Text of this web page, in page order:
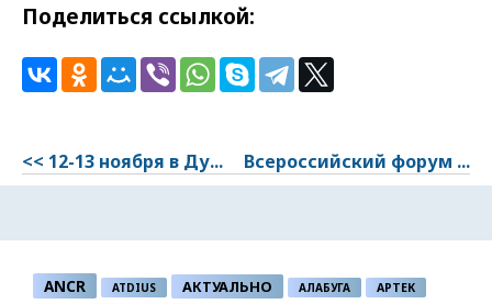
Поделиться ссылкой:
<< 12-13 ноября в Ду... Всероссийский форум ...
ANCR ATDIUS АКТУАЛЬНО АЛАБУГА АРТЕК